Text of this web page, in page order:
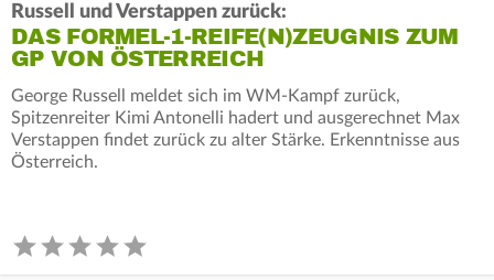
Russell und Verstappen zurück:
DAS FORMEL-1-REIFE(N)ZEUGNIS ZUM
GP VON ÖSTERREICH
George Russell meldet sich im WM-Kampf zurück,
Spitzenreiter Kimi Antonelli hadert und ausgerechnet Max
Verstappen findet zurück zu alter Stärke. Erkenntnisse aus
Österreich.